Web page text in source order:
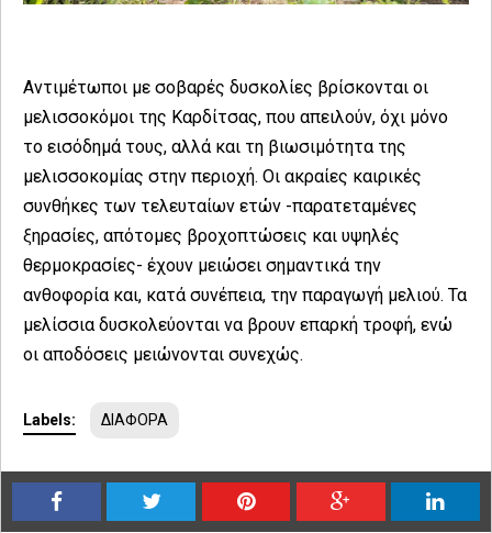
Αντιμέτωποι με σοβαρές δυσκολίες βρίσκονται οι
μελισσοκόμοι της Καρδίτσας, που απειλούν, όχι μόνο
το εισόδημά τους, αλλά και τη βιωσιμότητα της
μελισσοκομίας στην περιοχή. Οι ακραίες καιρικές
συνθήκες των τελευταίων ετών -παρατεταμένες
ξηρασίες, απότομες βροχοπτώσεις και υψηλές
θερμοκρασίες- έχουν μειώσει σημαντικά την
ανθοφορία και, κατά συνέπεια, την παραγωγή μελιού. Τα
μελίσσια δυσκολεύονται να βρουν επαρκή τροφή, ενώ
οι αποδόσεις μειώνονται συνεχώς.
Labels: ΔΙΑΦΟΡΑ